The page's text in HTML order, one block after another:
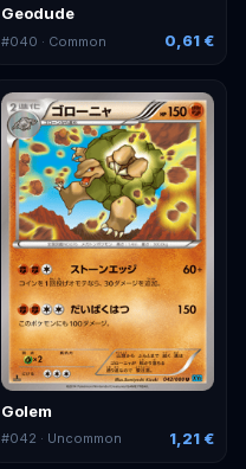
Geodude
#040 · Common 0,61 €
Golem
#042 · Uncommon 1,21 €